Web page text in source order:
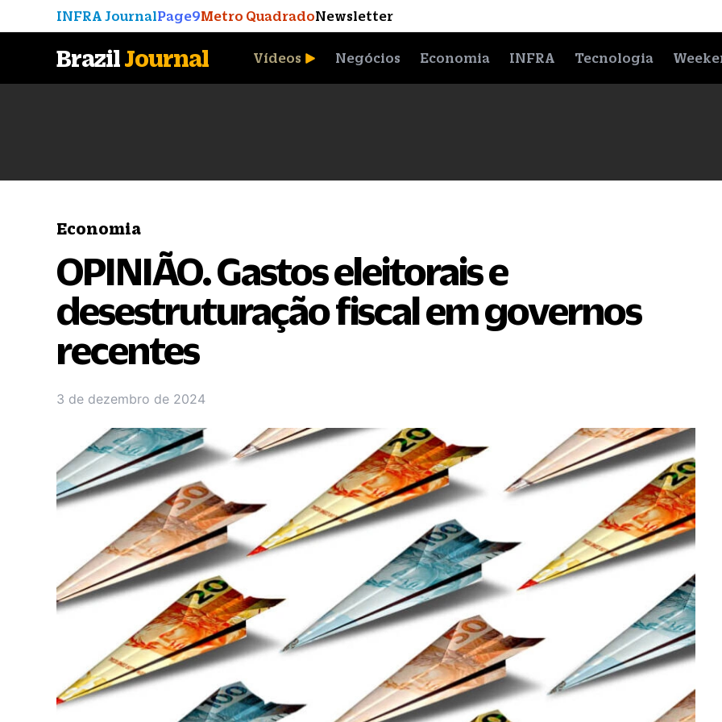
INFRA JournalPage9Metro QuadradoNewsletter
BrazilJournal Vídeos Negócios Economia INFRA Tecnologia
Economia
OPINIÃO. Gastos eleitorais e
desestruturação fiscal em governos
recentes
3 de dezembro de 2024